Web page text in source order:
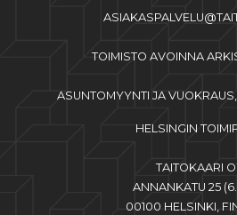
TOIMISTO AVOINNA
ASUNTOMYYNTI JA
HELSINGIN
TAITOKAARI
ANNANKATU 25
00100 HELSINKI,